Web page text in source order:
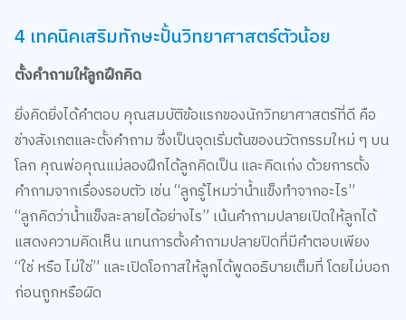
4 เทคนิคเสริมทักษะปั้นวิทยาศาสตร์ตัวน้อย
ตั้งคำถามให้ลูกฝึกคิด
ยิ่งคิดยิ่งได้คำตอบ คุณสมบัติข้อแรกของนักวิทยาศาสตร์ที่ดี คือ
ช่างสังเกตและตั้งคำถาม ซึ่งเป็นจุดเริ่มต้นของนวัตกรรมใหม่ ๆ บน
โลก คุณพ่อคุณแม่ลองฝึกได้ลูกคิดเป็น และคิดเก่ง ด้วยการตั้ง
คำถามจากเรื่องรอบตัว เช่น “ลูกรู้ไหมว่าน้ำแข็งทำจากอะไร”
“ลูกคิดว่าน้ำแข็งละลายได้อย่างไร” เน้นคำถามปลายเปิดให้ลูกได้
แสดงความคิดเห็น แทนการตั้งคำถามปลายปิดที่มีคำตอบเพียง
“ใช่ หรือ ไม่ใช่” และเปิดโอกาสให้ลูกได้พูดอธิบายเต็มที่ โดยไม่บอก
ก่อนถูกหรือผิด